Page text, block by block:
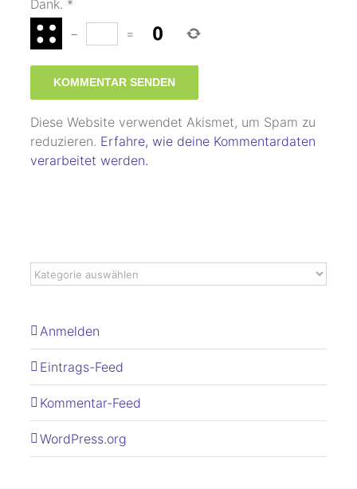
Dank. *
−
=
Diese Website verwendet Akismet, um Spam zu
reduzieren. Erfahre, wie deine Kommentardaten
verarbeitet werden.
Anmelden
Eintrags-Feed
Kommentar-Feed
WordPress.org